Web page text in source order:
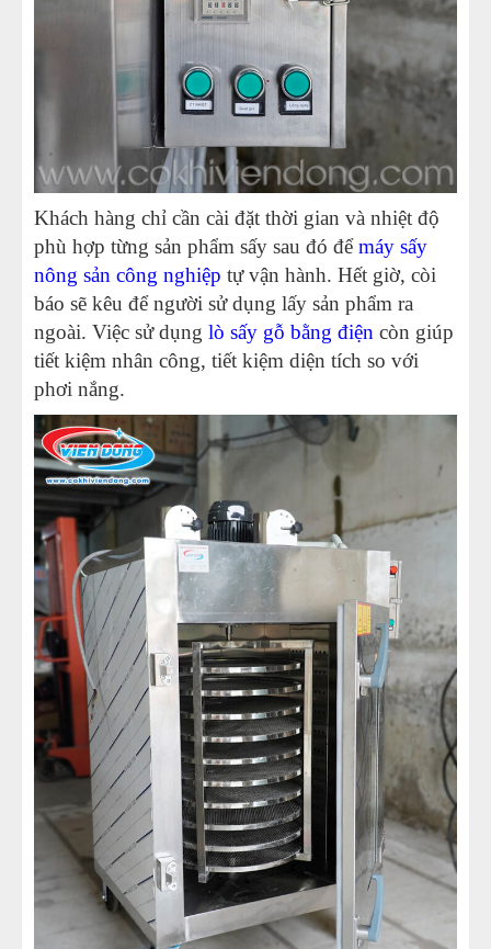
Khách hàng chỉ cần cài đặt thời gian và nhiệt độ
phù hợp từng sản phẩm sấy sau đó đểmáy sấy
nông sản công nghiệp tự vận hành. Hết giờ, còi
báo sẽ kêu để người sử dụng lấy sản phẩm ra
ngoài. Việc sử dụng lò sấy gỗ bằng điện còn giúp
tiết kiệm nhân công, tiết kiệm diện tích so với
phơi nắng.